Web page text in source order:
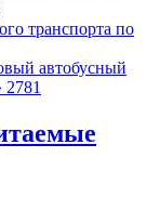
транспорта по
автобусный
2781